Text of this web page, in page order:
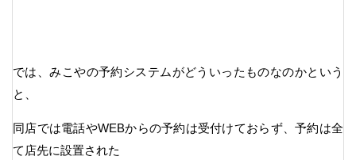
では、みこやの予約システムがどういったものなのかという
と、
同店では電話やWEBからの予約は受付けておらず、予約は全
て店先に設置された